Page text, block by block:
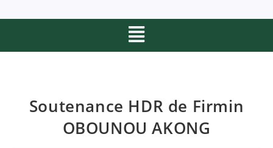
Soutenance HDR de Firmin
OBOUNOU AKONG